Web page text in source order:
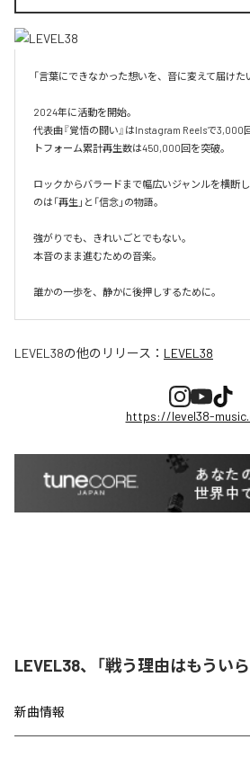
「言葉にできなかった想いを、音に変えて届けた
2024年に活動を開始。
代表曲『覚悟の闘い』はInstagram Reelsで3,000
トフォーム累計再生数は450,000回を突破。
ロックからバラードまで幅広いジャンルを横断
のは「再生」と「信念」の物語。
強がりでも、きれいごとでもない。
本音のまま進むための音楽。
誰かの一歩を、静かに後押しするために。
LEVEL38の他のリリース： LEVEL38
https://level38-
LEVEL38、「戦う理由はもうい
新曲情報